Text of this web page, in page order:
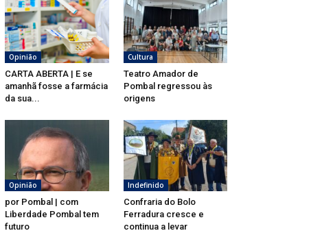
Opinião
CARTA ABERTA | E se
amanhã fosse a farmácia
da sua...
Cultura
Teatro Amador de
Pombal regressou às
origens
Opinião
por Pombal | com
Liberdade Pombal tem
futuro
Indefinido
Confraria do Bolo
Ferradura cresce e
continua a levar